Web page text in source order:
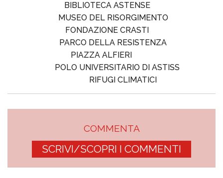
BIBLIOTECA ASTENSE
MUSEO DEL RISORGIMENTO
FONDAZIONE CRASTI
PARCO DELLA RESISTENZA
PIAZZA ALFIERI
POLO UNIVERSITARIO DI ASTISS
RIFUGI CLIMATICI
COMMENTA
SCRIVI/SCOPRI I COMMENTI